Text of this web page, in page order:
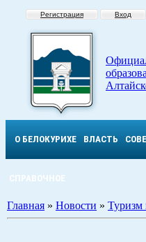
Регистрация Вход
О БЕЛОКУРИХЕ ВЛАСТЬ
СПРАВОЧНОЕ
Главная » Новости » Туризм